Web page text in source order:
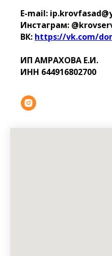
E-mail:
Инстаграм:
ВК: https://vk.com/
ИП АМРАХОВА Е.И.
ИНН 644916802700